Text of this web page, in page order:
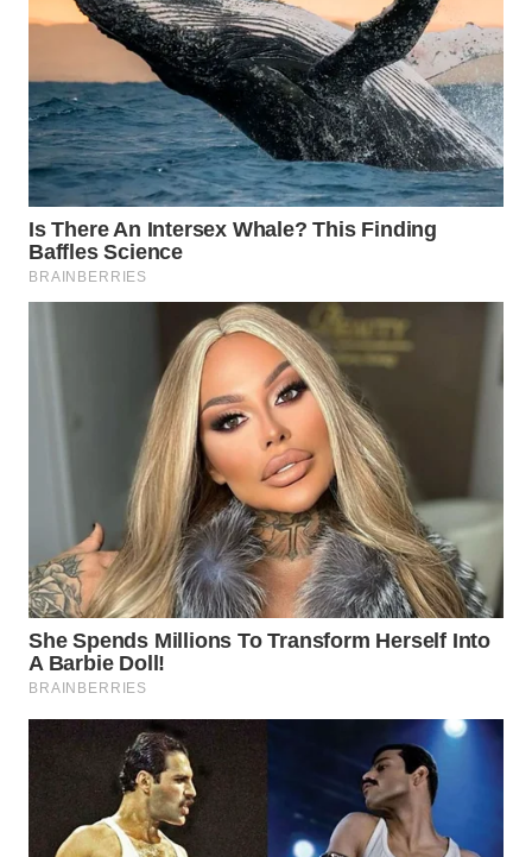
SERIBU
WN
TANGERANG
WN
BINJAI
WN
CIREBON
WN
MAJALENGKA
WN
SUBANG
WN
SUKABUMI
PURWAKARTA